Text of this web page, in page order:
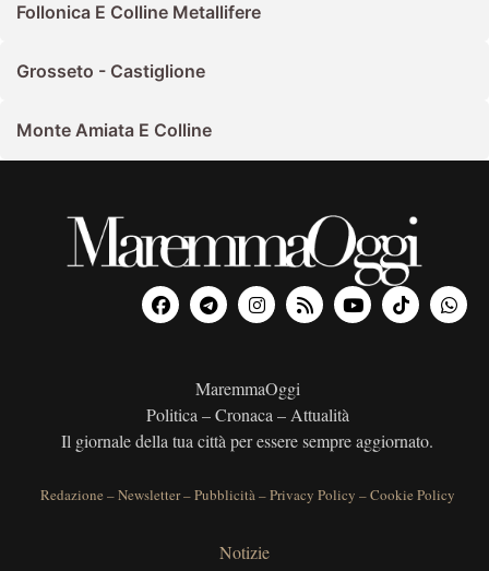
Follonica E Colline Metallifere
Grosseto - Castiglione
Monte Amiata E Colline
MaremmaOggi
Politica – Cronaca – Attualità
Il giornale della tua città per essere sempre aggiornato.
Redazione –Newsletter–Pubblicità–Privacy Policy –Cookie Policy
Notizie